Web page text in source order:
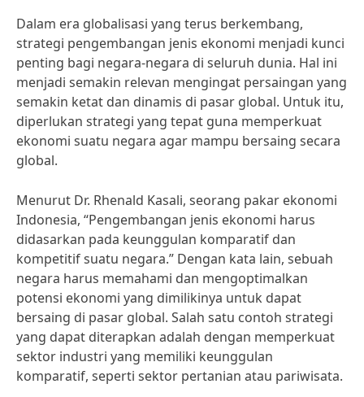
Dalam era globalisasi yang terus berkembang,
strategi pengembangan jenis ekonomi menjadi kunci
penting bagi negara-negara di seluruh dunia. Hal ini
menjadi semakin relevan mengingat persaingan yang
semakin ketat dan dinamis di pasar global. Untuk itu,
diperlukan strategi yang tepat guna memperkuat
ekonomi suatu negara agar mampu bersaing secara
global.
Menurut Dr. Rhenald Kasali, seorang pakar ekonomi
Indonesia, “Pengembangan jenis ekonomi harus
didasarkan pada keunggulan komparatif dan
kompetitif suatu negara.” Dengan kata lain, sebuah
negara harus memahami dan mengoptimalkan
potensi ekonomi yang dimilikinya untuk dapat
bersaing di pasar global. Salah satu contoh strategi
yang dapat diterapkan adalah dengan memperkuat
sektor industri yang memiliki keunggulan
komparatif, seperti sektor pertanian atau pariwisata.